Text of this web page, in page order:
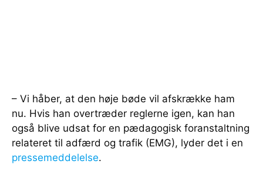
– Vi håber, at den høje bøde vil afskrække ham
nu. Hvis han overtræder reglerne igen, kan han
også blive udsat for en pædagogisk foranstaltning
relateret til adfærd og trafik (EMG), lyder det i en
pressemeddelelse.